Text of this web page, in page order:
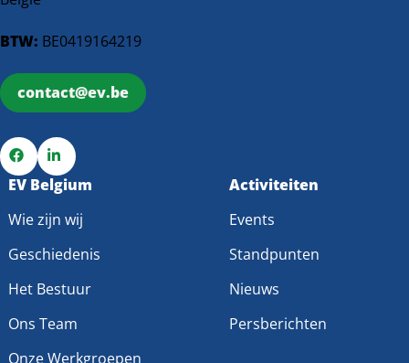
BTW: BE0419164219
contact@ev.be
Ga
Facebook
Ga
LinkedIn
EV Belgium
Wie zijn wij
Geschiedenis
Het Bestuur
Ons Team
Onze Werkgroepen
Activiteiten
Events
Standpunten
Nieuws
Persberichten